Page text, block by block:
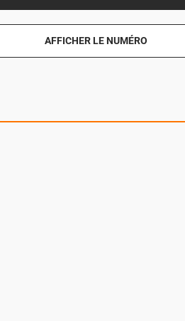
AFFICHER LE NUMÉRO